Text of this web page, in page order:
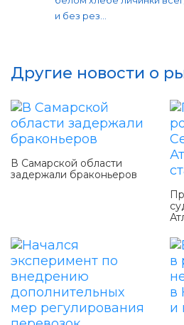
и без рез...
Другие новости о
В Самарской области
задержали браконьеров